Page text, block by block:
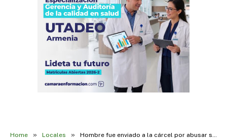
Home » Locales » Hombre fue enviado a la cárcel por abusar sexualmente de un niño en Córdoba, Quindío